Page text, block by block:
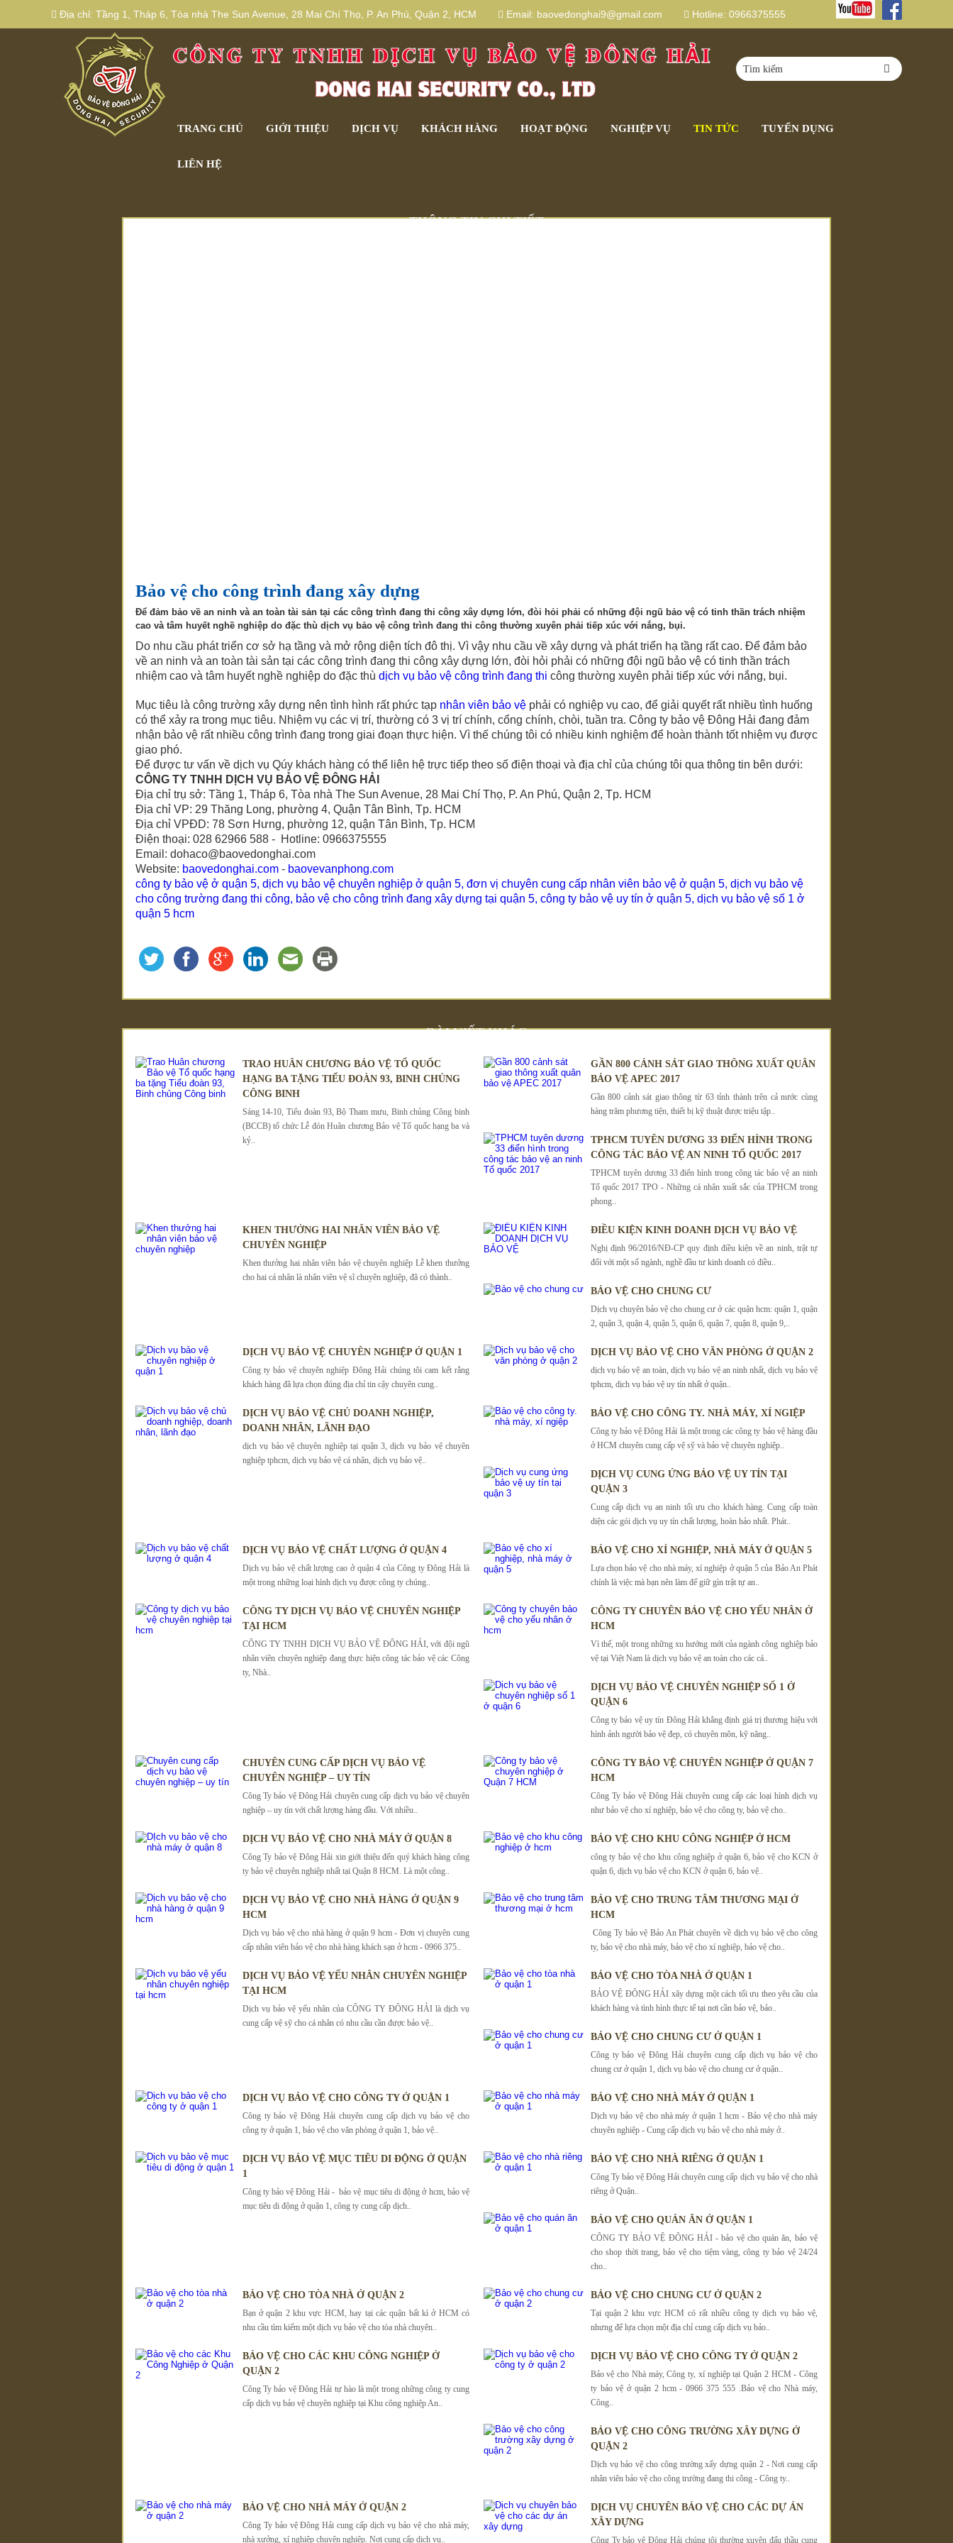
Địa chỉ: Tầng 1, Tháp 6, Tòa nhà The Sun Avenue, 28 Mai Chí Thọ, P. An Phú, Quận 2, HCM Email: baovedonghai9@gmail.com Hotline: 0966375555
TRANG CHỦ GIỚI THIỆU DỊCH VỤ KHÁCH HÀNG HOẠT ĐỘNG NGHIỆP VỤ TIN TỨC TUYỂN DỤNG
LIÊN HỆ
THÔNG TIN CHI TIẾT
Bảo vệ cho công trình đang xây dựng
Để đảm bảo về an ninh và an toàn tài sản tại các công trình đang thi công xây dựng lớn, đòi hỏi phải có những đội ngũ bảo vệ có tinh thần trách nhiệm
cao và tâm huyết nghề nghiệp do đặc thù dịch vụ bảo vệ công trình đang thi công thường xuyên phải tiếp xúc với nắng, bụi.
Do nhu cầu phát triển cơ sở hạ tầng và mở rộng diện tích đô thị. Vì vậy nhu cầu về xây dựng và phát triển hạ tầng rất cao. Để đảm bảo
về an ninh và an toàn tài sản tại các công trình đang thi công xây dựng lớn, đòi hỏi phải có những đội ngũ bảo vệ có tinh thần trách
nhiệm cao và tâm huyết nghề nghiệp do đặc thù dịch vụ bảo vệ công trình đang thi công thường xuyên phải tiếp xúc với nắng, bụi.
Mục tiêu là công trường xây dựng nên tình hình rất phức tạp nhân viên bảo vệ phải có nghiệp vụ cao, để giải quyết rất nhiều tình huống
có thể xảy ra trong mục tiêu. Nhiệm vụ các vị trí, thường có 3 vị trí chính, cổng chính, chòi, tuần tra. Công ty bảo vệ Đông Hải đang đảm
nhận bảo vệ rất nhiều công trình đang trong giai đoạn thực hiện. Vì thế chúng tôi có nhiều kinh nghiệm để hoàn thành tốt nhiệm vụ được
giao phó.
Để được tư vấn về dịch vụ Qúy khách hàng có thể liên hệ trực tiếp theo số điện thoại và địa chỉ của chúng tôi qua thông tin bên dưới:
CÔNG TY TNHH DỊCH VỤ BẢO VỆ ĐÔNG HẢI
Địa chỉ trụ sở: Tầng 1, Tháp 6, Tòa nhà The Sun Avenue, 28 Mai Chí Thọ, P. An Phú, Quận 2, Tp. HCM
Địa chỉ VP: 29 Thăng Long, phường 4, Quận Tân Bình, Tp. HCM
Địa chỉ VPĐD: 78 Sơn Hưng, phường 12, quận Tân Bình, Tp. HCM
Điện thoại: 028 62966 588 - Hotline: 0966375555
Email: dohaco@baovedonghai.com
Website: baovedonghai.com - baovevanphong.com
công ty bảo vệ ở quận 5, dịch vụ bảo vệ chuyên nghiệp ở quận 5, đơn vị chuyên cung cấp nhân viên bảo vệ ở quận 5, dịch vụ bảo vệ
cho công trường đang thi công, bảo vệ cho công trình đang xây dựng tại quận 5, công ty bảo vệ uy tín ở quận 5, dịch vụ bảo vệ số 1 ở
quận 5 hcm
BÀI VIẾT KHÁC
TRAO HUÂN CHƯƠNG BẢO VỆ TỔ QUỐC
HẠNG BA TẶNG TIỂU ĐOÀN 93, BINH CHỦNG
CÔNG BINH
Sáng 14-10, Tiểu đoàn 93, Bộ Tham mưu, Binh chủng Công binh
(BCCB) tổ chức Lễ đón Huân chương Bảo vệ Tổ quốc hạng ba và
kỷ..
GẦN 800 CẢNH SÁT GIAO THÔNG XUẤT QUÂN
BẢO VỆ APEC 2017
Gần 800 cảnh sát giao thông từ 63 tỉnh thành trên cả nước cùng
hàng trăm phương tiện, thiết bị kỹ thuật được triệu tập..
TPHCM TUYÊN DƯƠNG 33 ĐIỂN HÌNH TRONG
CÔNG TÁC BẢO VỆ AN NINH TỔ QUỐC 2017
TPHCM tuyên dương 33 điển hình trong công tác bảo vệ an ninh
Tổ quốc 2017 TPO - Những cá nhân xuất sắc của TPHCM trong
phong..
KHEN THƯỞNG HAI NHÂN VIÊN BẢO VỆ
CHUYÊN NGHIỆP
Khen thưởng hai nhân viên bảo vệ chuyên nghiệp Lễ khen thưởng
cho hai cá nhân là nhân viên vệ sĩ chuyên nghiệp, đã có thành..
ĐIỀU KIỆN KINH DOANH DỊCH VỤ BẢO VỆ
Nghị định 96/2016/NĐ-CP quy định điều kiện về an ninh, trật tự
đối với một số ngành, nghề đầu tư kinh doanh có điều..
BẢO VỆ CHO CHUNG CƯ
Dịch vụ chuyên bảo vệ cho chung cư ở các quận hcm: quận 1, quận
2, quận 3, quận 4, quận 5, quận 6, quận 7, quận 8, quận 9,..
DỊCH VỤ BẢO VỆ CHUYÊN NGHIỆP Ở QUẬN 1
Công ty bảo vệ chuyên nghiệp Đông Hải chúng tôi cam kết rằng
khách hàng đã lựa chọn đúng địa chỉ tin cậy chuyên cung..
DỊCH VỤ BẢO VỆ CHO VĂN PHÒNG Ở QUẬN 2
dịch vụ bảo vệ an toàn, dịch vụ bảo vệ an ninh nhất, dịch vụ bảo vệ
tphcm, dịch vụ bảo vệ uy tín nhất ở quận..
DỊCH VỤ BẢO VỆ CHỦ DOANH NGHIỆP,
DOANH NHÂN, LÃNH ĐẠO
dịch vụ bảo vệ chuyên nghiệp tại quận 3, dịch vụ bảo vệ chuyên
nghiệp tphcm, dịch vụ bảo vệ cá nhân, dịch vụ bảo vệ..
BẢO VỆ CHO CÔNG TY. NHÀ MÁY, XÍ NGIỆP
Công ty bảo vệ Đông Hải là một trong các công ty bảo vệ hàng đầu
ở HCM chuyên cung cấp vệ sỹ và bảo vệ chuyên nghiệp..
DỊCH VỤ CUNG ỨNG BẢO VỆ UY TÍN TẠI
QUẬN 3
Cung cấp dịch vụ an ninh tối ưu cho khách hàng. Cung cấp toàn
diện các gói dịch vụ uy tín chất lượng, hoàn hảo nhất. Phát..
DỊCH VỤ BẢO VỆ CHẤT LƯỢNG Ở QUẬN 4
Dịch vụ bảo vệ chất lượng cao ở quận 4 của Công ty Đông Hải là
một trong những loại hình dịch vụ được công ty chúng..
BẢO VỆ CHO XÍ NGHIỆP, NHÀ MÁY Ở QUẬN 5
Lựa chọn bảo vệ cho nhà máy, xí nghiệp ở quận 5 của Bảo An Phát
chính là việc mà bạn nên làm để giữ gìn trật tự an..
CÔNG TY DỊCH VỤ BẢO VỆ CHUYÊN NGHIỆP
TẠI HCM
CÔNG TY TNHH DỊCH VỤ BẢO VỆ ĐÔNG HẢI, với đội ngũ
nhân viên chuyên nghiệp đang thực hiện công tác bảo vệ các Công
ty, Nhà..
CÔNG TY CHUYÊN BẢO VỆ CHO YẾU NHÂN Ở
HCM
Vì thế, một trong những xu hướng mới của ngành công nghiệp bảo
vệ tại Việt Nam là dịch vụ bảo vệ an toàn cho các cá..
DỊCH VỤ BẢO VỆ CHUYÊN NGHIỆP SỐ 1 Ở
QUẬN 6
Công ty bảo vệ uy tín Đông Hải khẳng định giá trị thương hiệu với
hình ảnh người bảo vệ đẹp, có chuyên môn, kỹ năng..
CHUYÊN CUNG CẤP DỊCH VỤ BẢO VỆ
CHUYÊN NGHIỆP – UY TÍN
Công Ty bảo vệ Đông Hải chuyên cung cấp dịch vụ bảo vệ chuyên
nghiệp – uy tín với chất lượng hàng đầu. Với nhiều..
CÔNG TY BẢO VỆ CHUYÊN NGHIỆP Ở QUẬN 7
HCM
Công Ty bảo vệ Đông Hải chuyên cung cấp các loại hình dịch vụ
như bảo vệ cho xí nghiệp, bảo vệ cho công ty, bảo vệ cho..
DỊCH VỤ BẢO VỆ CHO NHÀ MÁY Ở QUẬN 8
Công Ty bảo vệ Đông Hải xin giới thiệu đến quý khách hàng công
ty bảo vệ chuyên nghiệp nhất tại Quận 8 HCM. Là một công..
BẢO VỆ CHO KHU CÔNG NGHIỆP Ở HCM
công ty bảo vệ cho khu công nghiệp ở quận 6, bảo vệ cho KCN ở
quận 6, dịch vụ bảo vệ cho KCN ở quận 6, bảo vệ..
DỊCH VỤ BẢO VỆ CHO NHÀ HÀNG Ở QUẬN 9
HCM
Dịch vụ bảo vệ cho nhà hàng ở quận 9 hcm - Đơn vị chuyên cung
cấp nhân viên bảo vệ cho nhà hàng khách sạn ở hcm - 0966 375..
BẢO VỆ CHO TRUNG TÂM THƯƠNG MẠI Ở
HCM
Công Ty bảo vệ Bảo An Phát chuyên về dịch vụ bảo vệ cho công
ty, bảo vệ cho nhà máy, bảo vệ cho xí nghiệp, bảo vệ cho..
DỊCH VỤ BẢO VỆ YẾU NHÂN CHUYÊN NGHIỆP
TẠI HCM
Dịch vụ bảo vệ yếu nhân của CÔNG TY ĐÔNG HẢI là dịch vụ
cung cấp vệ sỹ cho cá nhân có nhu cầu cần được bảo vệ..
BẢO VỆ CHO TÒA NHÀ Ở QUẬN 1
BẢO VỆ ĐÔNG HẢI xây dựng một cách tối ưu theo yêu cầu của
khách hàng và tình hình thực tế tại nơi cần bảo vệ, bảo..
BẢO VỆ CHO CHUNG CƯ Ở QUẬN 1
Công ty bảo vệ Đông Hải chuyên cung cấp dịch vụ bảo vệ cho
chung cư ở quận 1, dịch vụ bảo vệ cho chung cư ở quận..
DỊCH VỤ BẢO VỆ CHO CÔNG TY Ở QUẬN 1
Công ty bảo vệ Đông Hải chuyên cung cấp dịch vụ bảo vệ cho
công ty ở quận 1, bảo vệ cho văn phòng ở quận 1, bảo vệ..
BẢO VỆ CHO NHÀ MÁY Ở QUẬN 1
Dịch vụ bảo vệ cho nhà máy ở quận 1 hcm - Bảo vệ cho nhà máy
chuyên nghiệp - Cung cấp dịch vụ bảo vệ cho nhà máy ở..
DỊCH VỤ BẢO VỆ MỤC TIÊU DI ĐỘNG Ở QUẬN
1
Công ty bảo vệ Đông Hải - bảo vệ mục tiêu di động ở hcm, bảo vệ
mục tiêu di động ở quận 1, công ty cung cấp dịch..
BẢO VỆ CHO NHÀ RIÊNG Ở QUẬN 1
Công Ty bảo vệ Đông Hải chuyên cung cấp dịch vụ bảo vệ cho nhà
riêng ở Quận..
BẢO VỆ CHO QUÁN ĂN Ở QUẬN 1
CÔNG TY BẢO VỆ ĐÔNG HẢI - bảo vệ cho quán ăn, bảo vệ
cho shop thời trang, bảo vệ cho tiệm vàng, công ty bảo vệ 24/24
cho..
BẢO VỆ CHO TÒA NHÀ Ở QUẬN 2
Bạn ở quận 2 khu vực HCM, hay tại các quận bất kì ở HCM có
nhu cầu tìm kiếm một dịch vụ bảo vệ cho tòa nhà chuyên..
BẢO VỆ CHO CHUNG CƯ Ở QUẬN 2
Tại quận 2 khu vực HCM có rất nhiều công ty dịch vụ bảo vệ,
nhưng để lựa chọn một địa chỉ cung cấp dịch vụ bảo..
BẢO VỆ CHO CÁC KHU CÔNG NGHIỆP Ở
QUẬN 2
Công Ty bảo vệ Đông Hải tự hào là một trong những công ty cung
cấp dịch vụ bảo vệ chuyên nghiệp tại Khu công nghiệp An..
DỊCH VỤ BẢO VỆ CHO CÔNG TY Ở QUẬN 2
Bảo vệ cho Nhà máy, Công ty, xí nghiệp tại Quận 2 HCM - Công
ty bảo vệ ở quận 2 hcm - 0966 375 555 .Bảo vệ cho Nhà máy,
Công..
BẢO VỆ CHO CÔNG TRƯỜNG XÂY DỰNG Ở
QUẬN 2
Dịch vụ bảo vệ cho công trường xấy dựng quận 2 - Nơi cung cấp
nhân viên bảo vệ cho công trường đang thi công - Công ty..
BẢO VỆ CHO NHÀ MÁY Ở QUẬN 2
Công Ty bảo vệ Đông Hải cung cấp dịch vụ bảo vệ cho nhà máy,
nhà xưởng, xí nghiệp chuyên nghiệp. Nơi cung cấp dịch vụ..
DỊCH VỤ CHUYÊN BẢO VỆ CHO CÁC DỰ ÁN
XÂY DỰNG
Công Ty bảo vệ Đông Hải chúng tôi thường xuyên đấu thầu cung